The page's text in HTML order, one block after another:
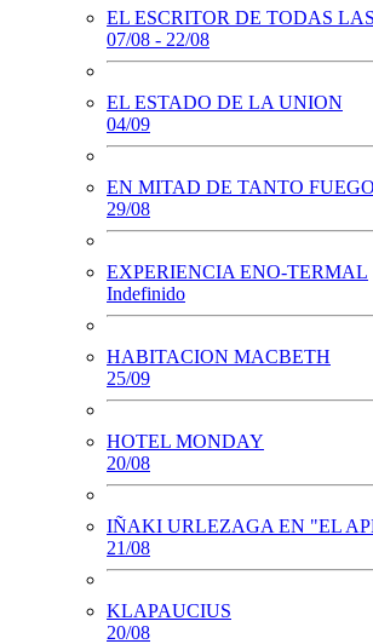
EL ESCRITOR DE TODAS
07/08 - 22/08
EL ESTADO DE LA UNION
04/09
EN MITAD DE TANTO FUEGO
29/08
EXPERIENCIA ENO-TERMAL
Indefinido
HABITACION MACBETH
25/09
HOTEL MONDAY
20/08
IÑAKI URLEZAGA EN "EL
21/08
KLAPAUCIUS
20/08